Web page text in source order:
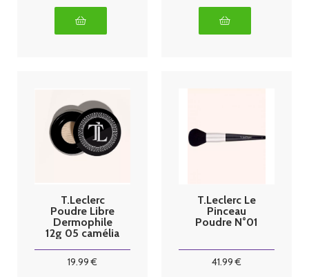
T.Leclerc
Poudre Libre
Dermophile
12g 05 camélia
19.99 €
T.Leclerc Le
Pinceau
Poudre N°01
41.99 €